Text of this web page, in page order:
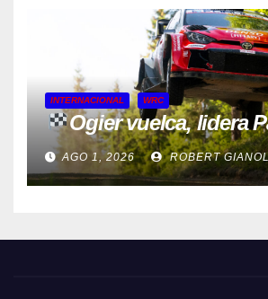
INTERNACIONAL WRC
Ogier vuelca, lidera
AGO 1, 2026 ROBERT